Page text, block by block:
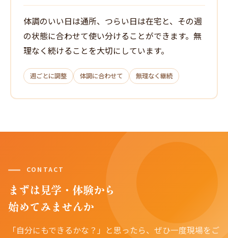
体調のいい日は通所、つらい日は在宅と、その週
の状態に合わせて使い分けることができます。無
理なく続けることを大切にしています。
週ごとに調整 体調に合わせて 無理なく継続
CONTACT
まずは見学・体験から
始めてみませんか
「自分にもできるかな？」と思ったら、ぜひ一度現場をご